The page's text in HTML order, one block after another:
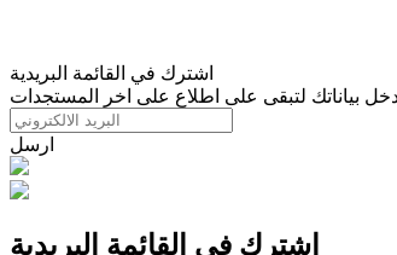
اشترك في القائمة البريدية
بياناتك لتبقى على اطلاع على اخر المستجدات
ارسل
اشترك في القائمة البريدية